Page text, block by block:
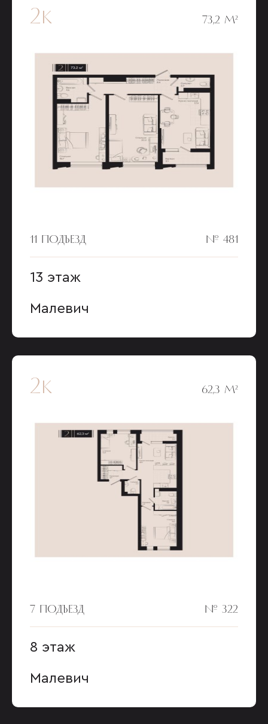
2к 73,2 М²
11 ПОДЪЕЗД № 481
13 этаж
Малевич
2к 62,3 М²
7 ПОДЪЕЗД № 322
8 этаж
Малевич